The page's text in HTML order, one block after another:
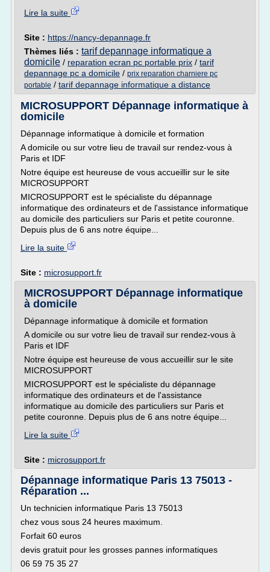
Lire la suite
Site : https://nancy-depannage.fr
Thèmes liés : tarif depannage informatique a
domicile / reparation ecran pc portable prix / tarif
depannage pc a domicile / prix reparation charniere pc
portable / tarif depannage informatique a distance
MICROSUPPORT Dépannage informatique à
domicile
Dépannage informatique à domicile et formation
A domicile ou sur votre lieu de travail sur rendez-vous à
Paris et IDF
Notre équipe est heureuse de vous accueillir sur le site
MICROSUPPORT
MICROSUPPORT est le spécialiste du dépannage
informatique des ordinateurs et de l'assistance informatique
au domicile des particuliers sur Paris et petite couronne.
Depuis plus de 6 ans notre équipe...
Lire la suite
Site : microsupport.fr
MICROSUPPORT Dépannage informatique
à domicile
Dépannage informatique à domicile et formation
A domicile ou sur votre lieu de travail sur rendez-vous à
Paris et IDF
Notre équipe est heureuse de vous accueillir sur le site
MICROSUPPORT
MICROSUPPORT est le spécialiste du dépannage
informatique des ordinateurs et de l'assistance
informatique au domicile des particuliers sur Paris et
petite couronne. Depuis plus de 6 ans notre équipe...
Lire la suite
Site : microsupport.fr
Dépannage informatique Paris 13 75013 -
Réparation ...
Un technicien informatique Paris 13 75013
chez vous sous 24 heures maximum.
Forfait 60 euros
devis gratuit pour les grosses pannes informatiques
06 59 75 35 27